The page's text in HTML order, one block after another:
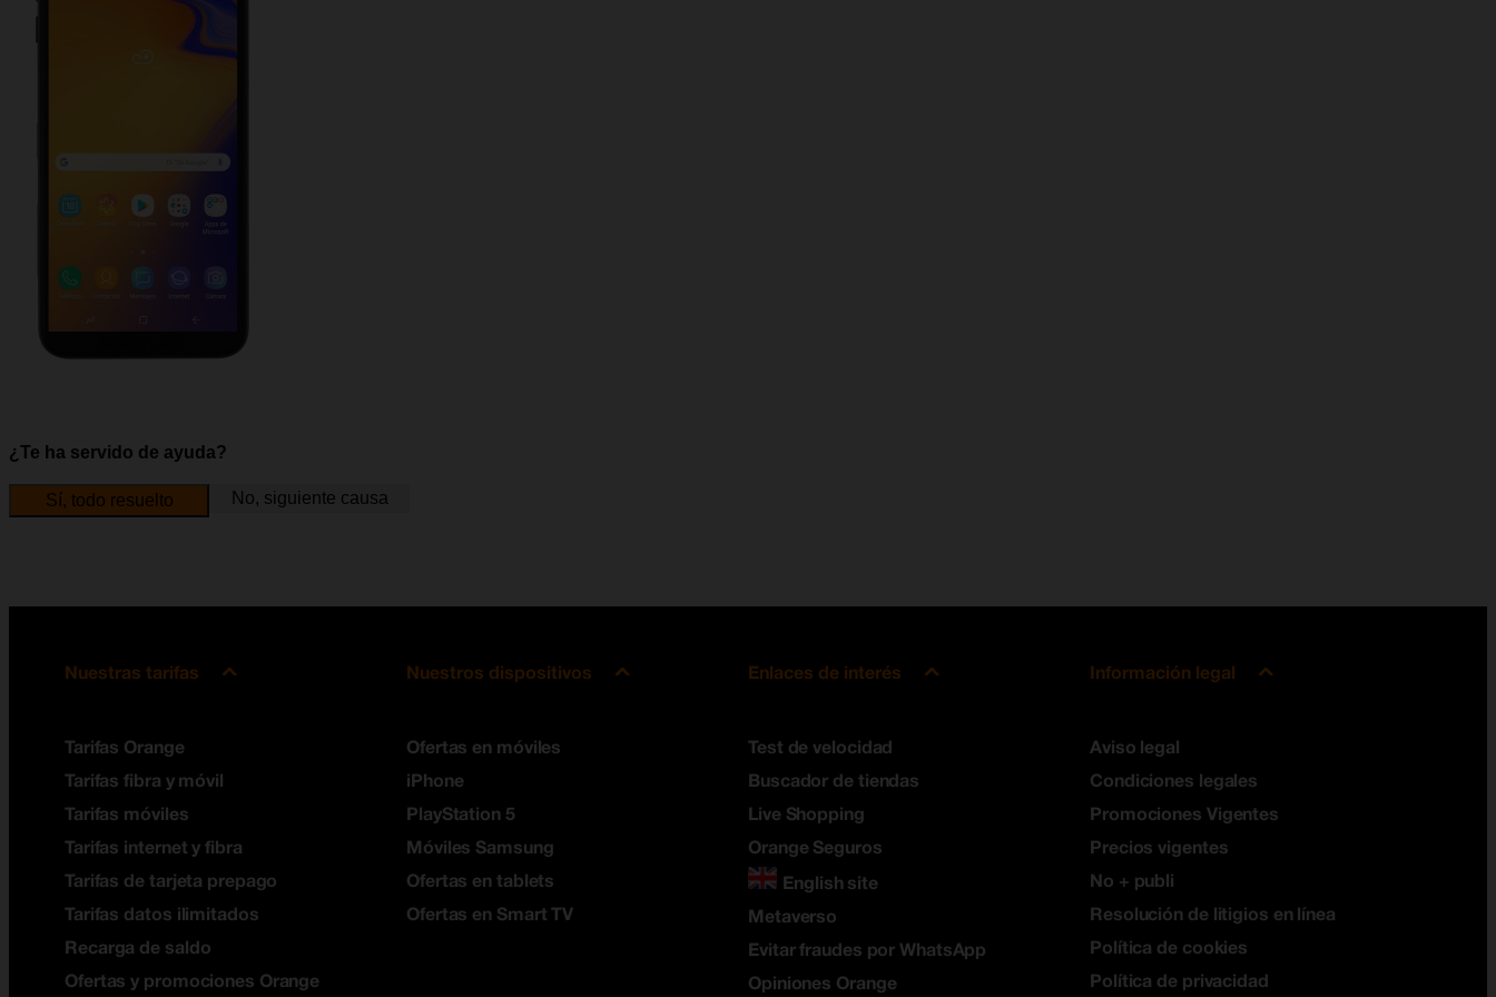
¿Te ha servido de ayuda?
Sí, todo resuelto No, siguiente causa
Nuestras tarifas
Tarifas Orange
Tarifas fibra y móvil
Tarifas móviles
Tarifas internet y fibra
Tarifas de tarjeta prepago
Tarifas datos ilimitados
Recarga de saldo
Ofertas y promociones Orange
Nuestros dispositivos
Ofertas en móviles
iPhone
PlayStation 5
Móviles Samsung
Ofertas en tablets
Ofertas en Smart TV
Enlaces de interés
Test de velocidad
Buscador de tiendas
Live Shopping
Orange Seguros
English site
Metaverso
Evitar fraudes por WhatsApp
Opiniones Orange
Información legal
Aviso legal
Condiciones legales
Promociones Vigentes
Precios vigentes
No + publi
Resolución de litigios en línea
Política de cookies
Política de privacidad